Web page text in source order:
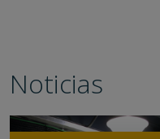
Noticias